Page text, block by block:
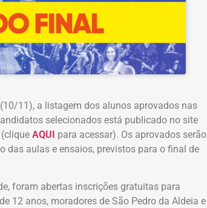
11), a listagem dos alunos aprovados nas
selecionados está publicado no site
AQUI para acessar). Os aprovados serão
das aulas e ensaios, previstos para o final de
foram abertas inscrições gratuitas para
12 anos, moradores de São Pedro da Aldeia e